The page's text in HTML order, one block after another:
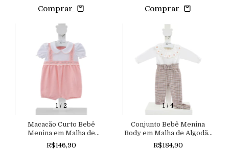
Comprar Comprar
1/ 2
Macacão Curto Bebê
Menina em Malha de
Algodão Bordado e
R$146,90
1/ 4
Conjunto Bebê Menina
Body em Malha de Algodão
e Calça em Malha Jacquard
R$184,90